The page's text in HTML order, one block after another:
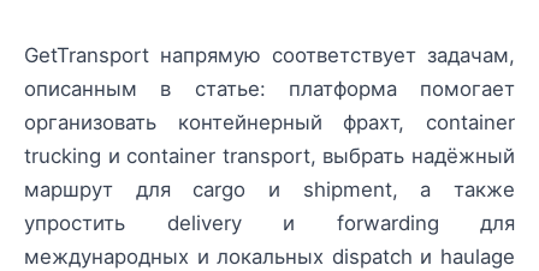
GetTransport напрямую соответствует задачам,
описанным в статье: платформа помогает
организовать контейнерный фрахт, container
trucking и container transport, выбрать надёжный
маршрут для cargo и shipment, а также
упростить delivery и forwarding для
международных и локальных dispatch и haulage